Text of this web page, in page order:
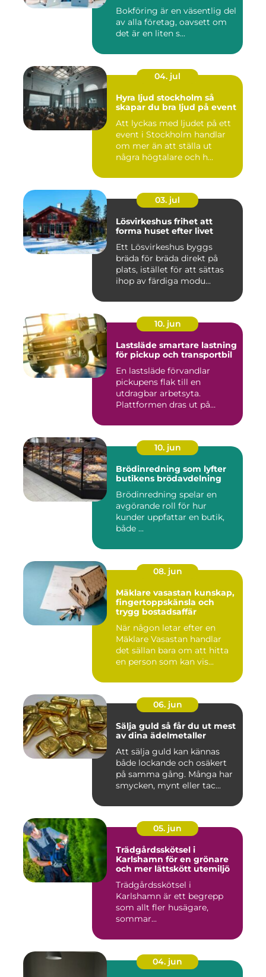
Bokföring är en väsentlig del
av alla företag, oavsett om
det är en liten s...
04. jul
Hyra ljud stockholm så
skapar du bra ljud på event
Att lyckas med ljudet på ett
event i Stockholm handlar
om mer än att ställa ut
några högtalare och h...
03. jul
Lösvirkeshus frihet att
forma huset efter livet
Ett Lösvirkeshus byggs
bräda för bräda direkt på
plats, istället för att sättas
ihop av färdiga modu...
10. jun
Lastsläde smartare lastning
för pickup och transportbil
En lastsläde förvandlar
pickupens flak till en
utdragbar arbetsyta.
Plattformen dras ut på
10. jun
Brödinredning som lyfter
butikens brödavdelning
Brödinredning spelar en
avgörande roll för hur
kunder uppfattar en butik,
både ...
08. jun
Mäklare vasastan kunskap,
fingertoppskänsla och
trygg bostadsaffär
När någon letar efter en
Mäklare Vasastan handlar
det sällan bara om att hitta
en person som kan vis...
06. jun
Sälja guld så får du ut mest
av dina ädelmetaller
Att sälja guld kan kännas
både lockande och osäkert
på samma gång. Många har
smycken, mynt eller tac...
05. jun
Trädgårdsskötsel i
Karlshamn för en grönare
och mer lättskött utemiljö
Trädgårdsskötsel i
Karlshamn är ett begrepp
som allt fler husägare,
sommar...
04. jun